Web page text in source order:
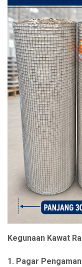
Kegunaan Kawat
1. Pagar Pengaman